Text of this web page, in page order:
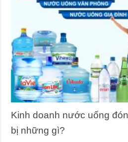
Kinh doanh nước uống
bị những gì?